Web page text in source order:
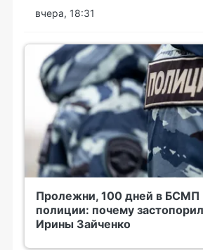
вчера, 18:31
Пролежни, 100 дней в БСМП
полиции: почему
Ирины Зайченко